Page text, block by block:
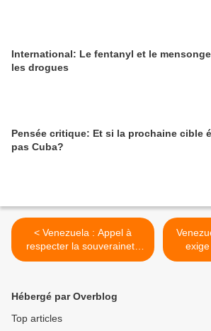
International: Le fentanyl et le
les drogues
Pensée critique: Et si la prochaine cible
pas Cuba?
< Venezuela : Appel à
respecter la souveraineté
du peuple du Venezuela
Hébergé par Overblog
Top articles